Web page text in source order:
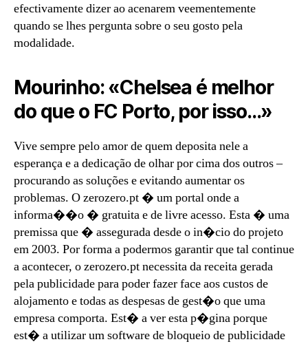
efectivamente dizer ao acenarem veementemente
quando se lhes pergunta sobre o seu gosto pela
modalidade.
Mourinho: «Chelsea é melhor
do que o FC Porto, por isso…»
Vive sempre pelo amor de quem deposita nele a
esperança e a dedicação de olhar por cima dos outros –
procurando as soluções e evitando aumentar os
problemas. O zerozero.pt � um portal onde a
informa��o � gratuita e de livre acesso. Esta � uma
premissa que � assegurada desde o in�cio do projeto
em 2003. Por forma a podermos garantir que tal continue
a acontecer, o zerozero.pt necessita da receita gerada
pela publicidade para poder fazer face aos custos de
alojamento e todas as despesas de gest�o que uma
empresa comporta. Est� a ver esta p�gina porque
est� a utilizar um software de bloqueio de publicidade